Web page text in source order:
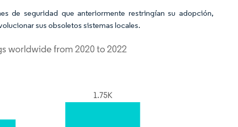
de seguridad que anteriormente restringían su adopción,
sus obsoletos sistemas locales.